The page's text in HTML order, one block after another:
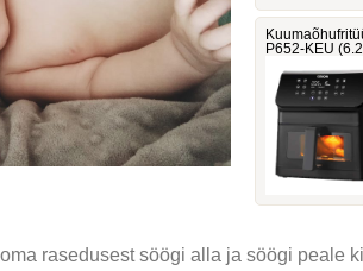
P652-KEU
rasedusest söögi alla ja söögi peale